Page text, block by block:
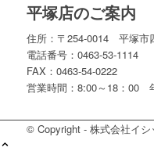
平塚店のご案内
住所：〒254-0014 平塚市
電話番号：0463-53-1114
FAX：0463-54-0222
営業時間：8:00～18：00
© Copyright - 株式会社イ